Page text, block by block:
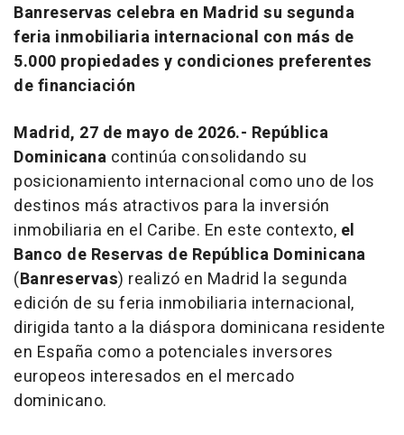
Banreservas celebra en Madrid su segunda
feria inmobiliaria internacional con más de
5.000 propiedades y condiciones preferentes
de financiación
Madrid, 27 de mayo de 2026.- República
Dominicana continúa consolidando su
posicionamiento internacional como uno de los
destinos más atractivos para la inversión
inmobiliaria en el Caribe. En este contexto, el
Banco de Reservas de República Dominicana
(Banreservas) realizó en Madrid la segunda
edición de su feria inmobiliaria internacional,
dirigida tanto a la diáspora dominicana residente
en España como a potenciales inversores
europeos interesados en el mercado
dominicano.